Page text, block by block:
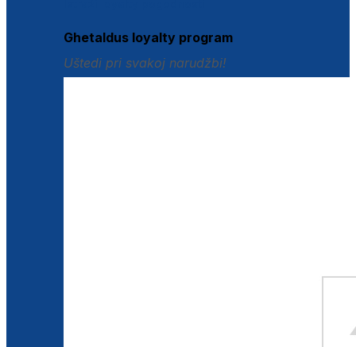
Ghetaldus loyalty program
Uštedi pri svakoj narudžbi!